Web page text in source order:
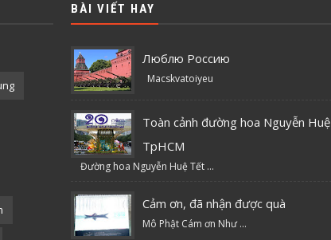
BÀI VIẾT HAY
Люблю Россию
Macskvatoiyeu
Toàn cảnh đường hoa Nguyễn Huệ
TpHCM
Đường hoa Nguyễn Huệ Tết ...
Cảm ơn, đã nhận được quà
Mô Phật Cám ơn Như ...